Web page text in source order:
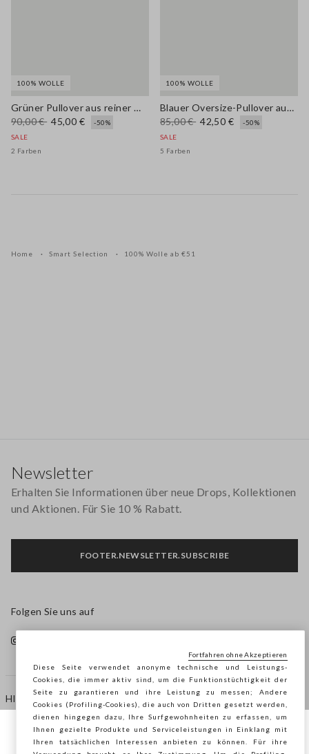
100% WOLLE
Grüner Pullover aus reiner Wolle mit Polokragen und regulärer Passform
90,00 € 45,00 €
-50%
SALE
2 Farben
100% WOLLE
Blauer Oversize-Pullover aus reiner Wolle
85,00 € 42,50 €
-50%
SALE
5 Farben
Home Smart Selection 100% Wolle ab €51
HILFE
AGENTUR
Newsletter
Erhalten Sie Informationen über neue Drops, Kollektionen
und Aktionen. Für Sie 10 % Rabatt.
FOOTER.NEWSLETTER.SUBSCRIBE
Folgen Sie uns auf
Sie surfen auf der Seite von STEFANEL
Diese Seite verwendet anonyme technische und Leistungs-
Cookies, die immer aktiv sind, um die Funktionstüchtigkeit der
Seite zu garantieren und ihre Leistung zu messen; Andere
Cookies (Profiling-Cookies), die auch von Dritten gesetzt werden,
dienen hingegen dazu, Ihre Surfgewohnheiten zu erfassen, um
Ihnen gezielte Produkte und Serviceleistungen in Einklang mit
Ihren tatsächlichen Interessen anbieten zu können. Für ihre
Fortfahren ohne Akzeptieren